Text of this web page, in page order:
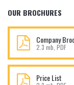
OUR BROCHURES
Company
2.3 mb, PDF
Price List